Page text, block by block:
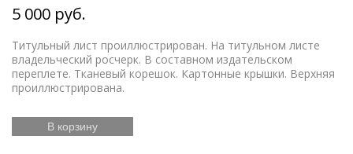
5 000 руб.
Титульный лист проиллюстрирован. На титульном листе
владельческий росчерк. В составном издательском
переплете. Тканевый корешок. Картонные крышки. Верхняя
проиллюстрирована.
В корзину